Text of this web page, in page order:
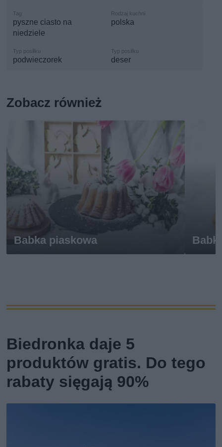
pyszne ciasto na
niedziele
polska
podwieczorek deser
Zobacz również
Babka piaskowa
Biedronka daje 5
produktów gratis. Do tego
rabaty sięgają 90%